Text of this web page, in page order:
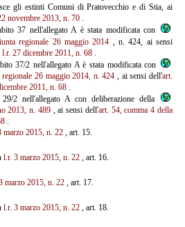
gli estinti Comuni di Pratovecchio e di Stia, ai
novembre 2013, n. 70.
37 nell'allegato A è stata modificata con
regionale 26 maggio 2014 , n. 424, ai sensi
27 dicembre 2011, n. 68 .
37/2 nell'allegato A è stata modificata con
26 maggio 2014, n. 424 , ai sensi dell'art.
2011, n. 68.
2 nell'allegato A con deliberazione della
2013, n. 489, ai sensi dell'art. 54, comma 4 della
.
marzo 2015, n. 22, art. 15.
l.r. 3 marzo 2015, n. 22, art. 16.
marzo 2015, n. 22, art. 17.
l.r. 3 marzo 2015, n. 22, art. 18.